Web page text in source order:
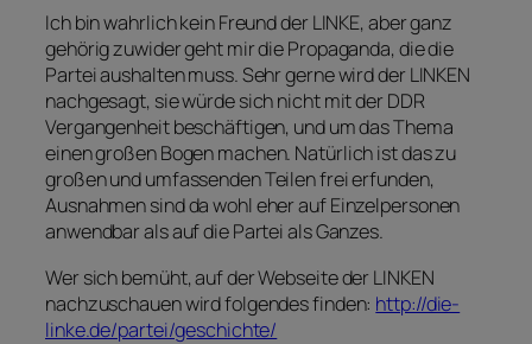
Ich bin wahrlich kein Freund der LINKE, aber ganz
gehörig zuwider geht mir die Propaganda, die die
Partei aushalten muss. Sehr gerne wird der LINKEN
nachgesagt, sie würde sich nicht mit der DDR
Vergangenheit beschäftigen, und um das Thema
einen großen Bogen machen. Natürlich ist das zu
großen und umfassenden Teilen frei erfunden,
Ausnahmen sind da wohl eher auf Einzelpersonen
anwendbar als auf die Partei als Ganzes.
Wer sich bemüht, auf der Webseite der LINKEN
nachzuschauen wird folgendes finden: http://die-
linke.de/partei/geschichte/